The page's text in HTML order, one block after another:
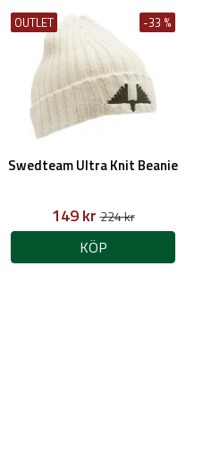
som kombinerar värme, komfort
i kyligt väder.
OUTLET -33 %
Swedteam Ultra Knit Beanie
149 kr224 kr
KÖP